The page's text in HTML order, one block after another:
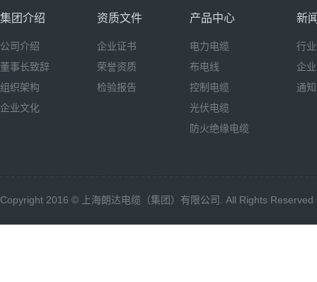
集团介绍
公司介绍
董事长致辞
组织架构
企业文化
资质文件
企业证书
荣誉资质
检验报告
产品中心
电力电缆
布电线
控制电缆
光伏电缆
防火绝缘电缆
新
行
企
通
Copyright 2016 © 上海朗达电缆（集团）有限公司. All Rights